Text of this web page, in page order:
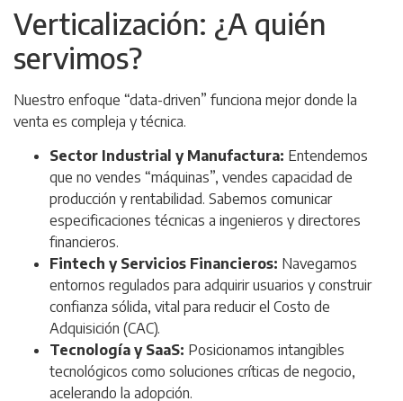
Verticalización: ¿A quién
servimos?
Nuestro enfoque “data-driven” funciona mejor donde la
venta es compleja y técnica.
Sector Industrial y Manufactura: Entendemos
que no vendes “máquinas”, vendes capacidad de
producción y rentabilidad. Sabemos comunicar
especificaciones técnicas a ingenieros y directores
financieros.
Fintech y Servicios Financieros: Navegamos
entornos regulados para adquirir usuarios y construir
confianza sólida, vital para reducir el Costo de
Adquisición (CAC).
Tecnología y SaaS: Posicionamos intangibles
tecnológicos como soluciones críticas de negocio,
acelerando la adopción.